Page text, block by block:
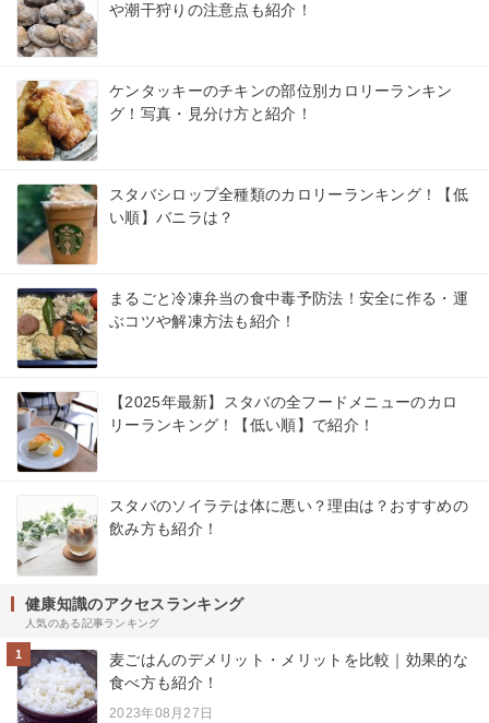
や潮干狩りの注意点も紹介！
ケンタッキーのチキンの部位別カロリーランキン
グ！写真・見分け方と紹介！
スタバシロップ全種類のカロリーランキング！【低
い順】バニラは？
まるごと冷凍弁当の食中毒予防法！安全に作る・運
ぶコツや解凍方法も紹介！
【2025年最新】スタバの全フードメニューのカロ
リーランキング！【低い順】で紹介！
スタバのソイラテは体に悪い？理由は？おすすめの
飲み方も紹介！
健康知識のアクセスランキング
人気のある記事ランキング
1
麦ごはんのデメリット・メリットを比較｜効果的な
食べ方も紹介！
2023年08月27日